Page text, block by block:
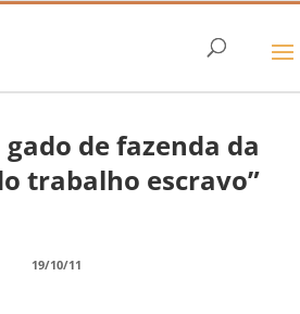
gado de fazenda da
trabalho escravo”
19/10/11